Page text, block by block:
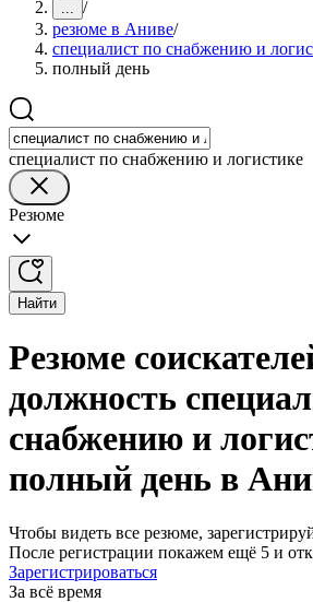
... /
резюме в Аниве/
специалист по снабжению и
полный день
специалист по снабжению и логистике
Резюме
Найти
Резюме
должность
снабжению и
полный день в
Чтобы видеть все резюме,
После регистрации покажем ещё 5 и
Зарегистрироваться
За всё время